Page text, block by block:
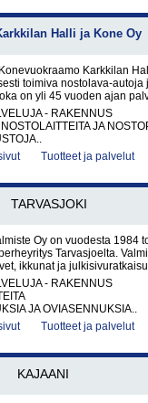
Halli ja Kone Oy
Karkkilan
toimiva nostolava-autoja
on yli 45 vuoden ajan
- RAKENNUS
JA
Tuotteet ja palvelut
TARVASJOKI
Oy on vuodesta 1984
Tarvasjoelta.
ikkunat ja
- RAKENNUS
JA OVIASENNUKSIA..
Tuotteet ja palvelut
KAJAANI